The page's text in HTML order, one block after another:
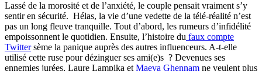
Lassé de la morosité et de l’anxiété, le couple pensait vraiment s’y
sentir en sécurité. Hélas, la vie d’une vedette de la télé-réalité n’est
pas un long fleuve tranquille. Tout d’abord, les rumeurs d’infidélité
empoissonnent le quotidien. Ensuite, l’histoire du faux compte
Twittersème la panique auprès des autres influenceurs. A-t-elle
utilisé cette ruse pour dézinguer ses ami(e)s ? Devenues ses
ennemies jurées, Laure Lampika et Maeva Ghennam ne veulent plus